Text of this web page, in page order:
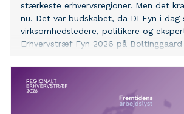
stærkeste erhvervsregioner. Men det
nu. Det var budskabet, da DI Fyn i dag
virksomhedsledere, politikere og
Erhvervstræf Fyn 2026 på Boltinggaard